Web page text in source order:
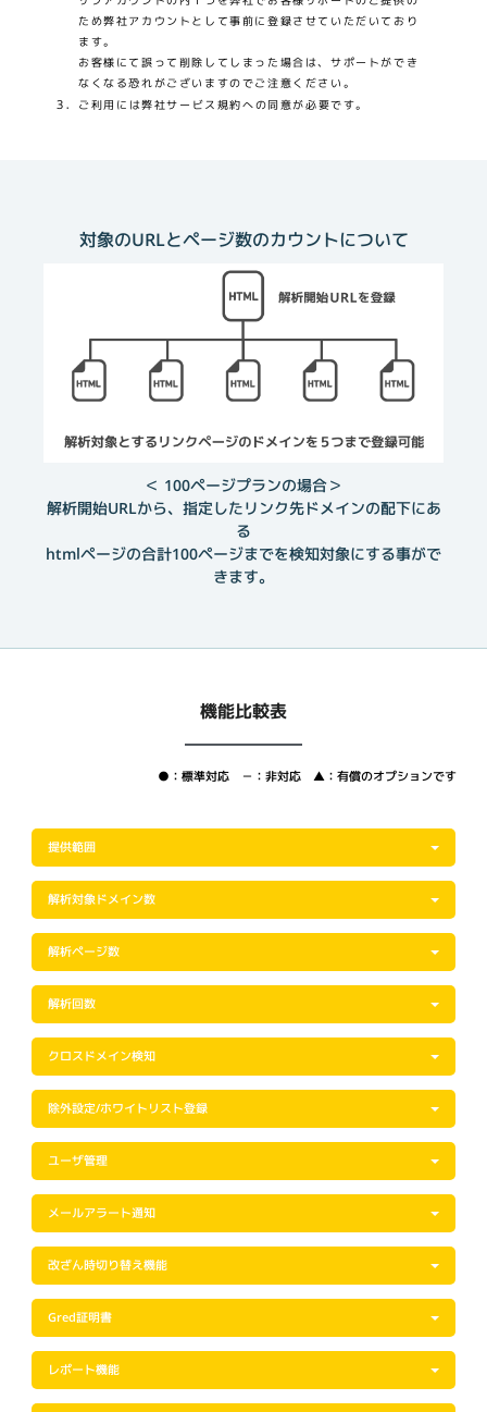
ため弊社アカウントとして事前に登録させていただいており
ます。
お客様にて誤って削除してしまった場合は、サポートができ
なくなる恐れがございますのでご注意ください。
3． ご利用には弊社サービス規約への同意が必要です。
対象のURLとページ数のカウントについて
＜ 100ページプランの場合＞
解析開始URLから、指定したリンク先ドメインの配下にあ
る
htmlページの合計100ページまでを検知対象にする事がで
きます。
機能比較表
●：標準対応 －：非対応 ▲：有償のオプションです
提供範囲
解析対象ドメイン数
解析ページ数
解析回数
クロスドメイン検知
除外設定/ホワイトリスト登録
ユーザ管理
メールアラート通知
改ざん時切り替え機能
Gred証明書
レポート機能